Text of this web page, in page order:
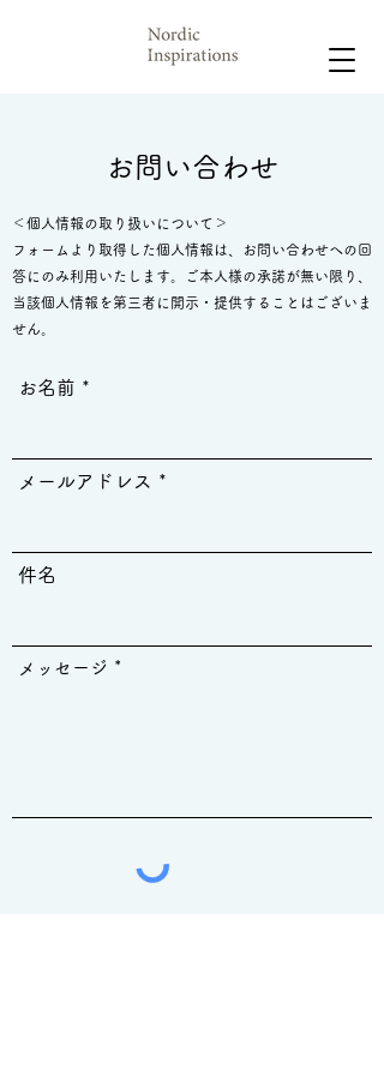
お問い合わせ
＜個人情報の取り扱いについて＞
フォームより取得した個人情報は、お問い合わせへの回
答にのみ利用いたします。ご本人様の承諾が無い限り、
当該個人情報を第三者に開示・提供することはございま
せん。
お名前
メールアドレス
件名
メッセージ